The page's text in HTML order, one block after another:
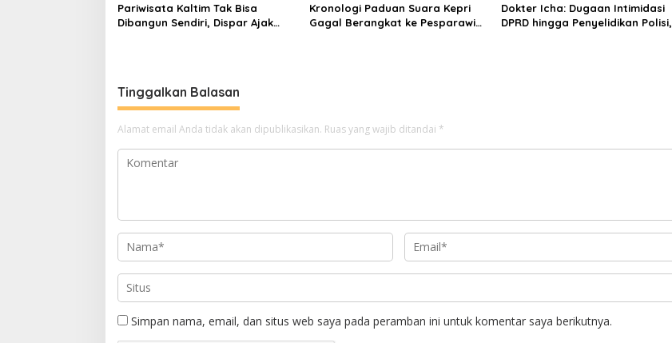
Pariwisata Kaltim Tak Bisa
Dibangun Sendiri, Dispar Ajak
Kronologi Paduan Suara Kepri
Gagal Berangkat ke Pesparawi
Dokter Icha: Dugaan Intimidasi
DPRD hingga Penyelidikan Polisi,
Tinggalkan Balasan
Alamat email Anda tidak akan dipublikasikan. Ruas yang wajib ditandai *
Simpan nama, email, dan situs web saya pada peramban ini untuk komentar saya berikutnya.